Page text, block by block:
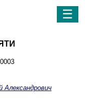
☰
Александрович